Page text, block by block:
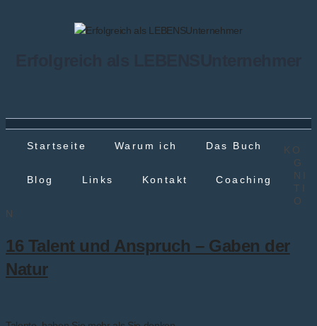
Startseite Warum ich Das Buch
Blog Links Kontakt Coaching
KO
G
NI
TI
O
N
16 Talent und Anspruch – Gaben der
Natur